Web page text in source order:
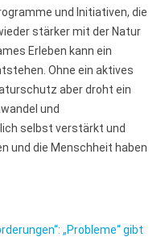
und Initiativen, die
stärker mit der Natur
Erleben kann ein
Ohne ein aktives
aber droht ein
und
selbst verstärkt und
und die Menschheit haben
„Probleme“ gibt